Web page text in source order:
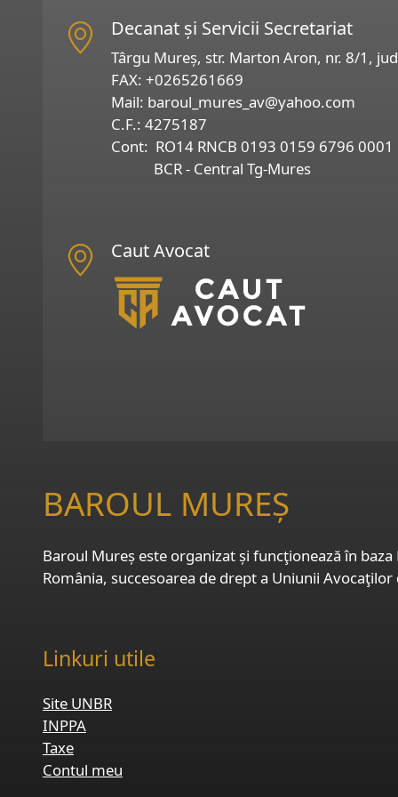
Decanat și Servicii Secretariat
Târgu Mureș, str. Marton Aron, nr. 8/1,
FAX: +0265261669
Mail: baroul_mures_av@yahoo.com
C.F.: 4275187
Cont: RO14 RNCB 0193 0159 6796 0001
BCR - Central Tg-Mures
Caut Avocat
BAROUL MUREȘ
Baroul Mureș este organizat și funcţionează în
România, succesoarea de drept a Uniunii Avocaţilor
Linkuri utile
Site UNBR
INPPA
Taxe
Contul meu